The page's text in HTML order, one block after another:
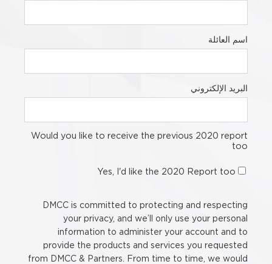
اسم العائلة
البريد الإلكتروني
Would you like to receive the previous 2020 report
too
Yes, I'd like the 2020 Report too
DMCC is committed to protecting and respecting
your privacy, and we’ll only use your personal
information to administer your account and to
provide the products and services you requested
from DMCC & Partners. From time to time, we would